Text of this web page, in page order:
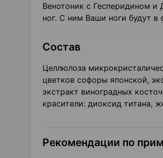
Венотоник с Гесперидином
ног. С ним Ваши ноги будут в
Состав
Целлюлоза
цветков софоры японской,
экстракт виноградных
красители: диоксид титана,
Рекомендации по